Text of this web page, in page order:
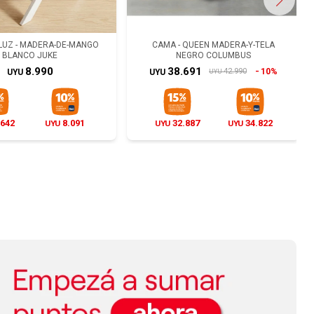
MADERA-Y-TELA GRIS
ARUBA
UYU 16.990
UYU 15.291
BUTACA - MADERA NATURAL-BEIGE
CITRUS NATURAL
UYU
12.990
UYU 11.042 UYU 11.691
- MADERA-DE-MANGO
BLANCO JUKE
UYU 8.990
UYU 8.091
CAMA - QUEEN MADERA-Y-TELA
NEGRO COLUMBUS
UYU 38.691 UYU 42.990 10%
UYU 32.887 UYU 34.822